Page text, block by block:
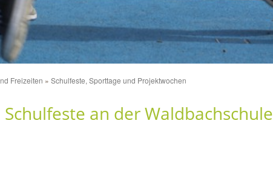
Freizeiten Schulfeste, Sporttage und Projektwochen
Schulfeste an der Waldbachschule